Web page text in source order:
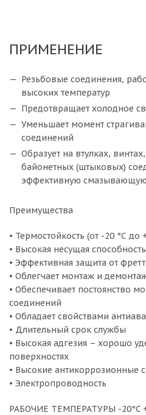
ПРИМЕНЕНИЕ
Резьбовые соединения,
высоких температур
Предотвращает холодное
Уменьшает момент
соединений
Образует на втулках,
байонетных (штыковых)
эффективную смазывающую
Преимущества
• Термостойкость (от -20 °С до
• Высокая несущая способность
• Эффективная защита от
• Облегчает монтаж и
• Обеспечивает постоянство
соединений
• Обладает свойствами
• Длительный срок службы
• Высокая адгезия – хорошо
поверхностях
• Высокие антикоррозионные
• Электропроводность
РАБОЧИЕ ТЕМПЕРАТУРЫ -20°C